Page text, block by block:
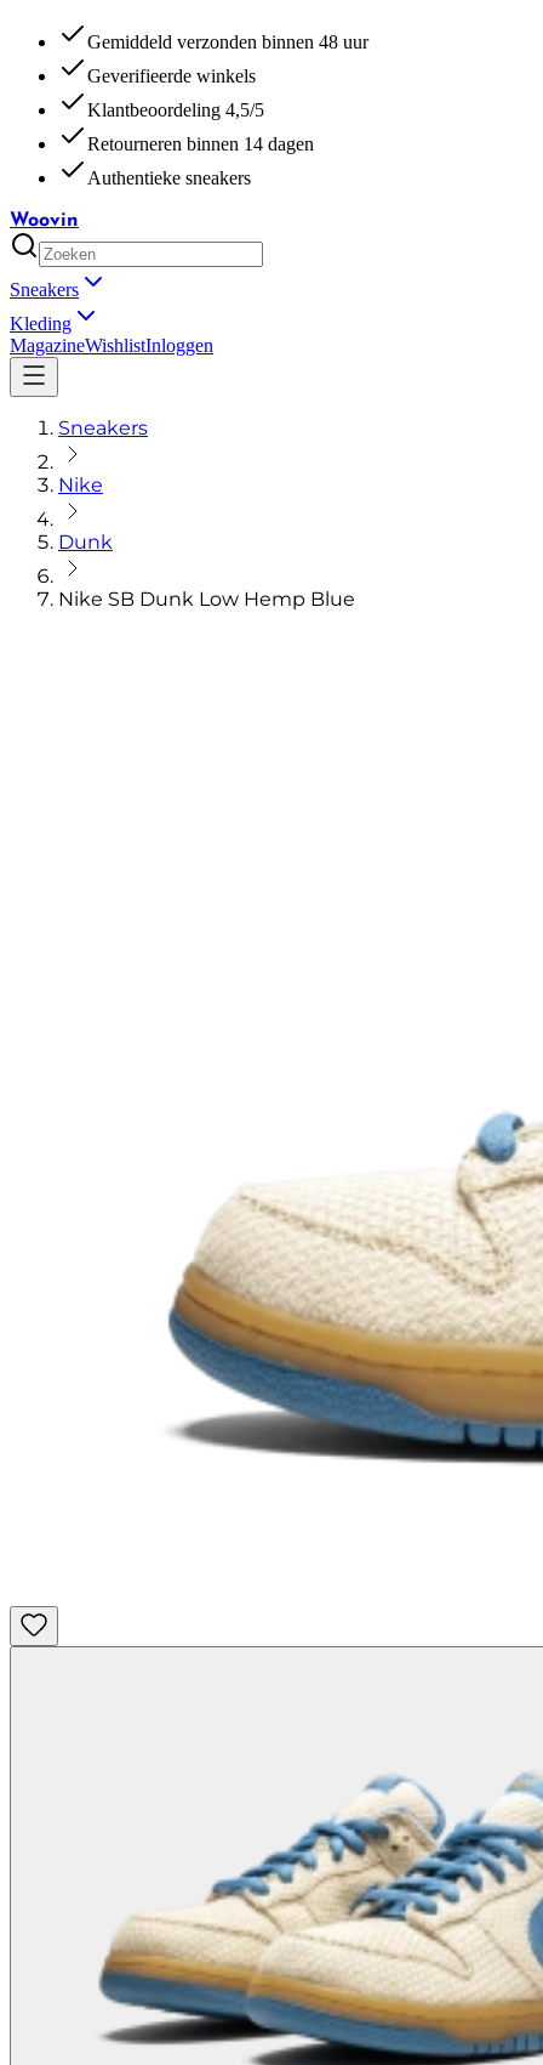
Gemiddeld verzonden binnen 48 uur
Geverifieerde winkels
Klantbeoordeling 4,5/5
Retourneren binnen 14 dagen
Authentieke sneakers
Woovin
Sneakers
Kleding
MagazineWishlistInloggen
Sneakers
Nike
Dunk
Nike SB Dunk Low Hemp Blue